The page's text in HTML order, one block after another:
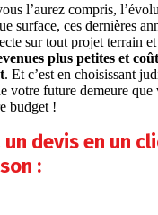
l’aurez compris,
surface, ces dernières
sur tout projet terrain
plus petites et
. Et c’est en choisissant
votre future demeure
budget !
un devis en un
: